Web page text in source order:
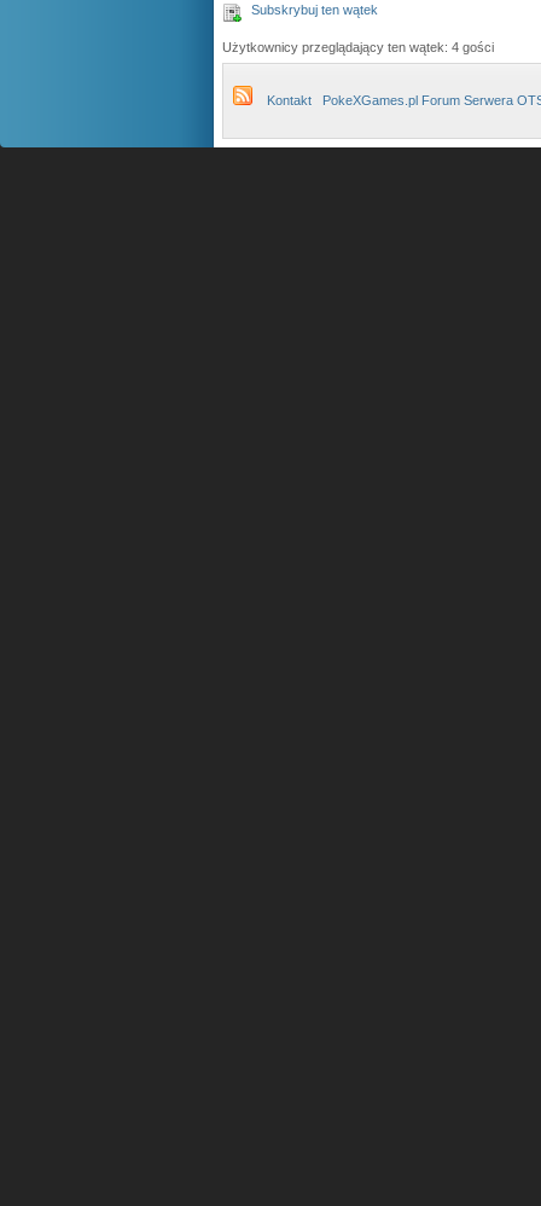
Subskrybuj ten wątek
Użytkownicy przeglądający ten wątek: 4 gości
Kontakt PokeXGames.pl Forum Serwera